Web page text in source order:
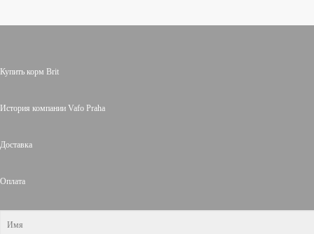
Купить корм Brit
История компании Vafo Praha
Доставка
Оплата